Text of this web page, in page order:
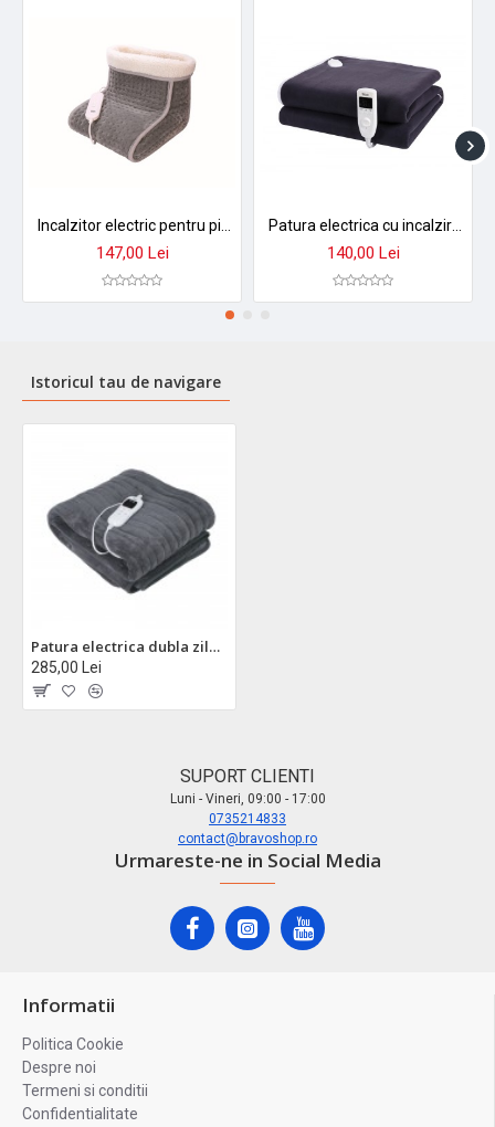
147,00 Lei 140,00 Lei
Istoricul tau de navigare
Patura electrica dubla zilan zln0096 - 9 trepte temperatura, 180x160cm, telecomanda
285,00 Lei
SUPORT CLIENTI
Luni - Vineri, 09:00 - 17:00
0735214833
contact@bravoshop.ro
Urmareste-ne in Social Media
Informatii
Politica Cookie
Despre noi
Termeni si conditii
Confidentialitate